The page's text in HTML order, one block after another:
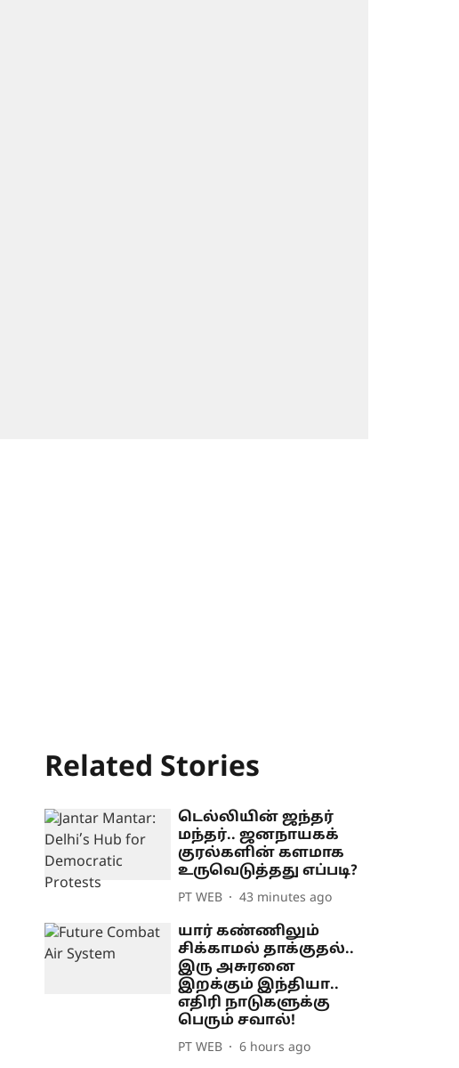
Related Stories
டெல்லியின் ஜந்தர்
மந்தர்.. ஜனநாயகக்
குரல்களின் களமாக
உருவெடுத்தது எப்படி?
PT WEB 43 minutes ago
யார் கண்ணிலும்
சிக்காமல் தாக்குதல்..
இரு அசுரனை
இறக்கும் இந்தியா..
எதிரி நாடுகளுக்கு
பெரும் சவால்!
PT WEB 6 hours ago